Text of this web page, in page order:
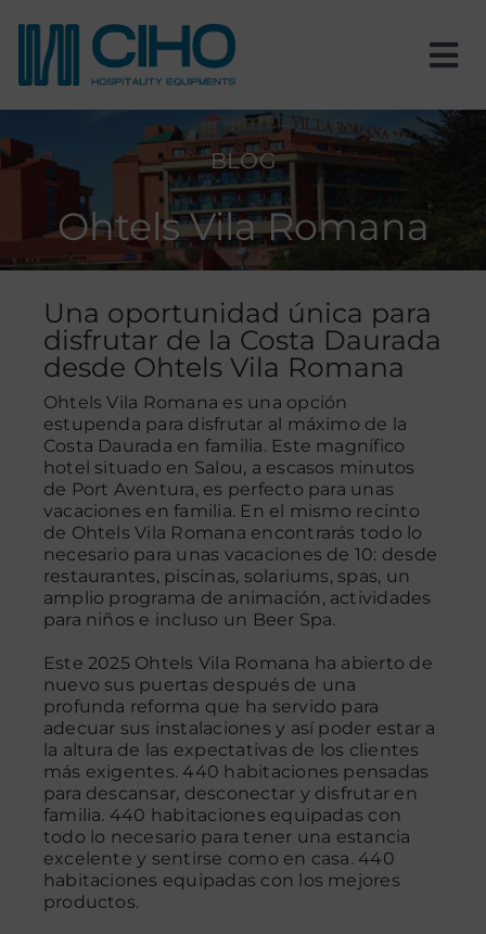
contenido
Nosotros
Productos
Estancias
Proyectos
Blog
Contacto
BLOG
Ohtels Vila Romana
Una oportunidad única para
disfrutar de la Costa Daurada
desde Ohtels Vila Romana
Ohtels Vila Romana es una opción
estupenda para disfrutar al máximo de la
Costa Daurada en familia. Este magnífico
hotel situado en Salou, a escasos minutos
de Port Aventura, es perfecto para unas
vacaciones en familia. En el mismo recinto
de Ohtels Vila Romana encontrarás todo lo
necesario para unas vacaciones de 10: desde
restaurantes, piscinas, solariums, spas, un
amplio programa de animación, actividades
para niños e incluso un Beer Spa.
Este 2025 Ohtels Vila Romana ha abierto de
nuevo sus puertas después de una
profunda reforma que ha servido para
adecuar sus instalaciones y así poder estar a
la altura de las expectativas de los clientes
más exigentes. 440 habitaciones pensadas
para descansar, desconectar y disfrutar en
familia. 440 habitaciones equipadas con
todo lo necesario para tener una estancia
excelente y sentirse como en casa. 440
habitaciones equipadas con los mejores
productos.